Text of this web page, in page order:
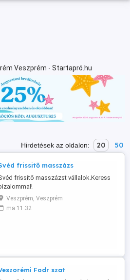
Veszprém - Startapró.hu
Hirdetések az oldalon: 20 50
frissitő masszázs
frissitő masszázst vállalok.Keress
Veszprém, Veszprém
ma 11:32
Fodr szat